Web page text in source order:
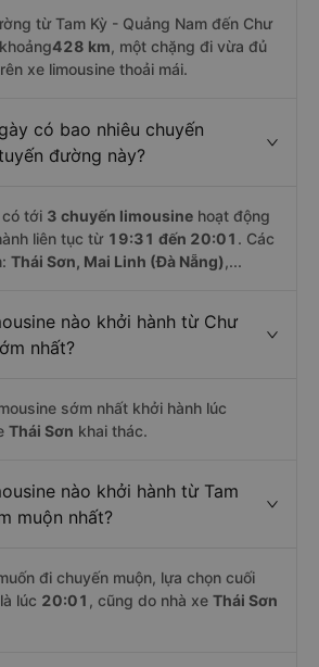
từ Tam Kỳ - Quảng Nam đến Chư
428 km, một chặng đi vừa đủ
xe limousine thoải mái.
có bao nhiêu chuyến
đường này?
tới 3 chuyến limousine hoạt động
liên tục từ 19:31 đến 20:01 . Các
Thái Sơn, Mai Linh (Đà Nẵng),...
nào khởi hành từ Chư
nhất?
sớm nhất khởi hành lúc
Thái Sơn khai thác.
nào khởi hành từ Tam
muộn nhất?
đi chuyến muộn, lựa chọn cuối
lúc 20:01 , cũng do nhà xe Thái Sơn